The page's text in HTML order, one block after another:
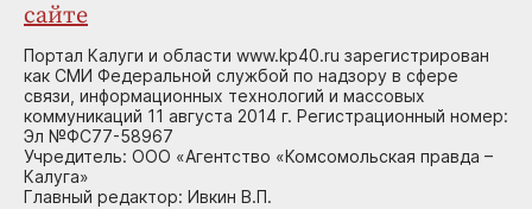
сайте
Портал Калуги и области www.kp40.ru зарегистрирован
как СМИ Федеральной службой по надзору в сфере
связи, информационных технологий и массовых
коммуникаций 11 августа 2014 г. Регистрационный номер:
Эл №ФС77-58967
Учредитель: ООО «Агентство «Комсомольская правда –
Калуга»
Главный редактор: Ивкин В.П.